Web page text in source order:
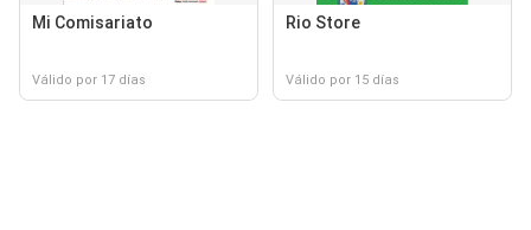
Mi Comisariato
Válido por 17 días
Rio Store
Válido por 15 días